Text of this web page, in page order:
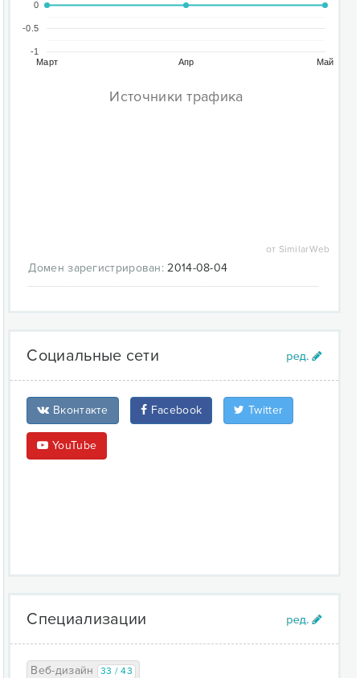
Март Апр Май
-1
-0.5
0
Источники трафика
от SimilarWeb
Домен зарегистрирован: 2014-08-04
Социальные сети
Вконтакте Facebook Twitter
YouTube
Специализации
Веб-дизайн 33 / 43